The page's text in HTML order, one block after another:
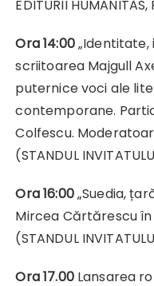
EDITURII
Ora 14:00„Identitate,
scriitoarea Majgull
puternice voci ale
contemporane.
Colfescu.
(STANDUL
Ora 16:00„Suedia,
Mircea Cărtărescu
(STANDUL
Ora 17.00Lansarea